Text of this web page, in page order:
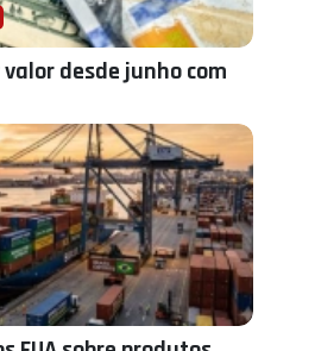
desde junho com